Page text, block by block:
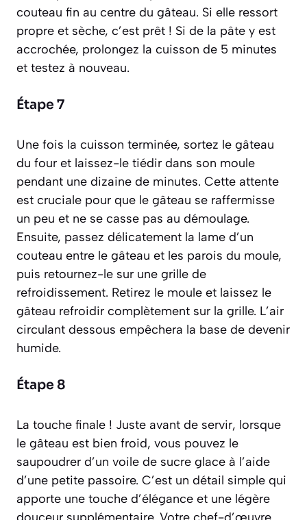
couteau fin au centre du gâteau. Si elle ressort
propre et sèche, c’est prêt ! Si de la pâte y est
accrochée, prolongez la cuisson de 5 minutes
et testez à nouveau.
Étape 7
Une fois la cuisson terminée, sortez le gâteau
du four et laissez-le tiédir dans son moule
pendant une dizaine de minutes. Cette attente
est cruciale pour que le gâteau se raffermisse
un peu et ne se casse pas au démoulage.
Ensuite, passez délicatement la lame d’un
couteau entre le gâteau et les parois du moule,
puis retournez-le sur une grille de
refroidissement. Retirez le moule et laissez le
gâteau refroidir complètement sur la grille. L’air
circulant dessous empêchera la base de devenir
humide.
Étape 8
La touche finale ! Juste avant de servir, lorsque
le gâteau est bien froid, vous pouvez le
saupoudrer d’un voile de sucre glace à l’aide
d’une petite passoire. C’est un détail simple qui
apporte une touche d’élégance et une légère